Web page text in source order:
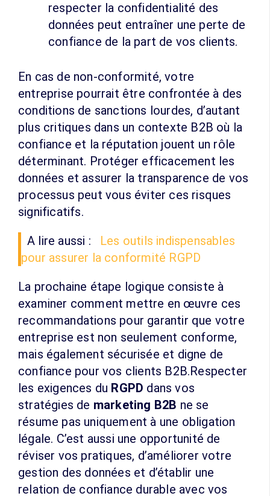
respecter la confidentialité des
données peut entraîner une perte de
confiance de la part de vos clients.
En cas de non-conformité, votre
entreprise pourrait être confrontée à des
conditions de sanctions lourdes, d’autant
plus critiques dans un contexte B2B où la
confiance et la réputation jouent un rôle
déterminant. Protéger efficacement les
données et assurer la transparence de vos
processus peut vous éviter ces risques
significatifs.
A lire aussi :
Les outils indispensables
pour assurer la conformité RGPD
La prochaine étape logique consiste à
examiner comment mettre en œuvre ces
recommandations pour garantir que votre
entreprise est non seulement conforme,
mais également sécurisée et digne de
confiance pour vos clients B2B.Respecter
les exigences du RGPD dans vos
stratégies de marketing B2B ne se
résume pas uniquement à une obligation
légale. C’est aussi une opportunité de
réviser vos pratiques, d’améliorer votre
gestion des données et d’établir une
relation de confiance durable avec vos